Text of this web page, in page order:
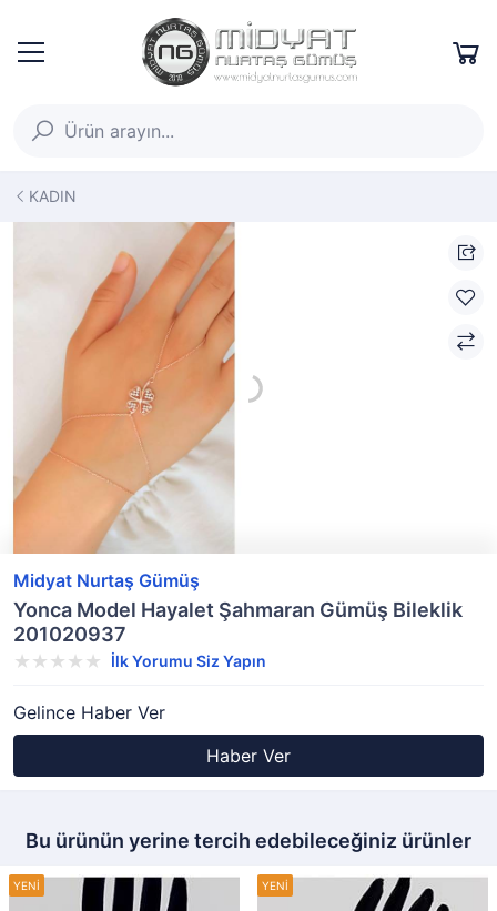
KADIN
Midyat Nurtaş Gümüş
Yonca Model Hayalet Şahmaran Gümüş Bileklik
201020937
İlk Yorumu Siz Yapın
Gelince Haber Ver
Haber Ver
Bu ürünün yerine tercih edebileceğiniz ürünler